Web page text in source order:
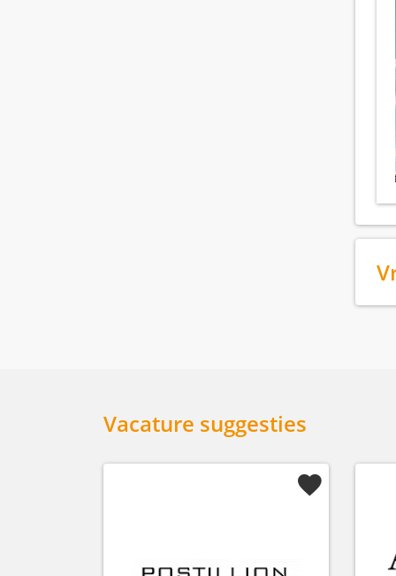
Vacature suggesties